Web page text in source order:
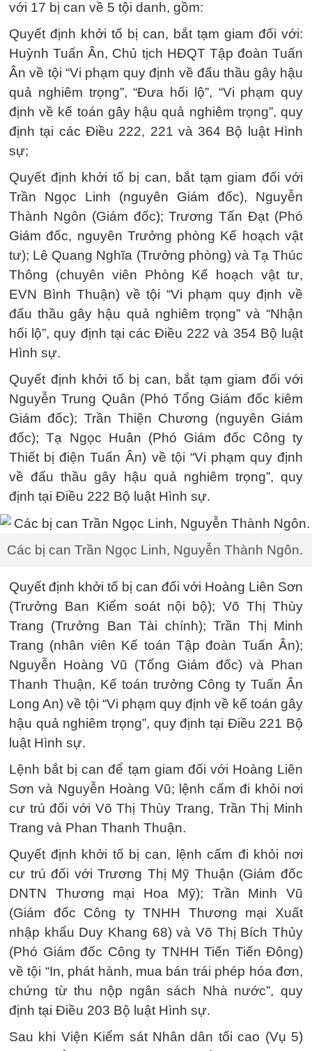
với 17 bị can về 5 tội danh, gồm:
Quyết định khởi tố bị can, bắt tạm giam đối với:
Huỳnh Tuấn Ân, Chủ tịch HĐQT Tập đoàn Tuấn
Ân về tội “Vi phạm quy định về đấu thầu gây hậu
quả nghiêm trọng”, “Đưa hối lộ”, “Vi phạm quy
định về kế toán gây hậu quả nghiêm trọng”, quy
định tại các Điều 222, 221 và 364 Bộ luật Hình
sự;
Quyết định khởi tố bị can, bắt tạm giam đối với
Trần Ngọc Linh (nguyên Giám đốc), Nguyễn
Thành Ngôn (Giám đốc); Trương Tấn Đạt (Phó
Giám đốc, nguyên Trưởng phòng Kế hoạch vật
tư); Lê Quang Nghĩa (Trưởng phòng) và Tạ Thúc
Thông (chuyên viên Phòng Kế hoạch vật tư,
EVN Bình Thuận) về tội “Vi phạm quy định về
đấu thầu gây hậu quả nghiêm trọng” và “Nhận
hối lộ”, quy định tại các Điều 222 và 354 Bộ luật
Hình sự.
Quyết định khởi tố bị can, bắt tạm giam đối với
Nguyễn Trung Quân (Phó Tổng Giám đốc kiêm
Giám đốc); Trần Thiện Chương (nguyên Giám
đốc); Tạ Ngọc Huân (Phó Giám đốc Công ty
Thiết bị điện Tuấn Ân) về tội “Vi phạm quy định
về đấu thầu gây hậu quả nghiêm trọng”, quy
định tại Điều 222 Bộ luật Hình sự.
Các bị can Trần Ngọc Linh, Nguyễn Thành Ngôn.
Quyết định khởi tố bị can đối với Hoàng Liên Sơn
(Trưởng Ban Kiểm soát nội bộ); Võ Thị Thùy
Trang (Trưởng Ban Tài chính); Trần Thị Minh
Trang (nhân viên Kế toán Tập đoàn Tuấn Ân);
Nguyễn Hoàng Vũ (Tổng Giám đốc) và Phan
Thanh Thuận, Kế toán trưởng Công ty Tuấn Ân
Long An) về tội “Vi phạm quy định về kế toán gây
hậu quả nghiêm trọng”, quy định tại Điều 221 Bộ
luật Hình sự.
Lệnh bắt bị can để tạm giam đối với Hoàng Liên
Sơn và Nguyễn Hoàng Vũ; lệnh cấm đi khỏi nơi
cư trú đối với Võ Thị Thùy Trang, Trần Thị Minh
Trang và Phan Thanh Thuận.
Quyết định khởi tố bị can, lệnh cấm đi khỏi nơi
cư trú đối với Trương Thị Mỹ Thuận (Giám đốc
DNTN Thương mại Hoa Mỹ); Trần Minh Vũ
(Giám đốc Công ty TNHH Thương mại Xuất
nhập khẩu Duy Khang 68) và Võ Thị Bích Thủy
(Phó Giám đốc Công ty TNHH Tiến Tiến Đông)
về tội “In, phát hành, mua bán trái phép hóa đơn,
chứng từ thu nộp ngân sách Nhà nước”, quy
định tại Điều 203 Bộ luật Hình sự.
Sau khi Viện Kiểm sát Nhân dân tối cao (Vụ 5)